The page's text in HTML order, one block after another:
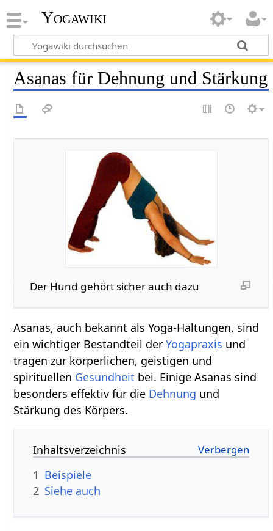
Yogawiki
Asanas für Dehnung und Stärkung
Der Hund gehört sicher auch dazu
Asanas, auch bekannt als Yoga-Haltungen, sind
ein wichtiger Bestandteil derYogapraxis und
tragen zur körperlichen, geistigen und
spirituellen Gesundheit bei. Einige Asanas sind
besonders effektiv für die Dehnung und
Stärkung des Körpers.
Inhaltsverzeichnis
1 Beispiele
2 Siehe auch